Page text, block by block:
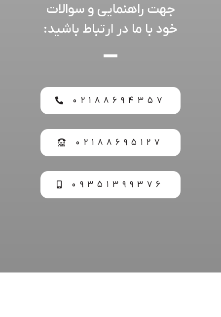
جهت راهنمایی و سوالات
خود با ما در ارتباط باشید:
۰۲۱۸۸۶۹۴۳۵۷
۰۲۱۸۸۶۹۵۱۲۷
۰۹۳۵۱۳۹۹۳۷۶